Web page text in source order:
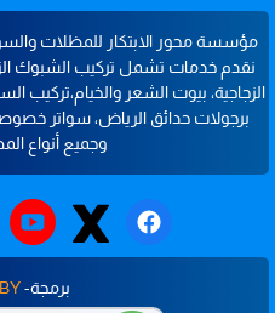
مؤسسة محور الابتكار للمظلات
نقدم خدمات تشمل تركيب الشبوك
الزجاجية، بيوت الشعر والخيام،تركيب
برجولات حدائق الرياض، سواتر
وجميع أنواع
برمجة-
اتصل